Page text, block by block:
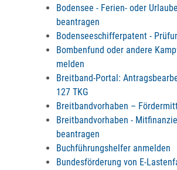
Bodensee - Ferien- oder
beantragen
Bodenseeschifferpatent -
Bombenfund oder andere
melden
Breitband-Portal:
127 TKG
Breitbandvorhaben –
Breitbandvorhaben -
beantragen
Buchführungshelfer anmelden
Bundesförderung von E-